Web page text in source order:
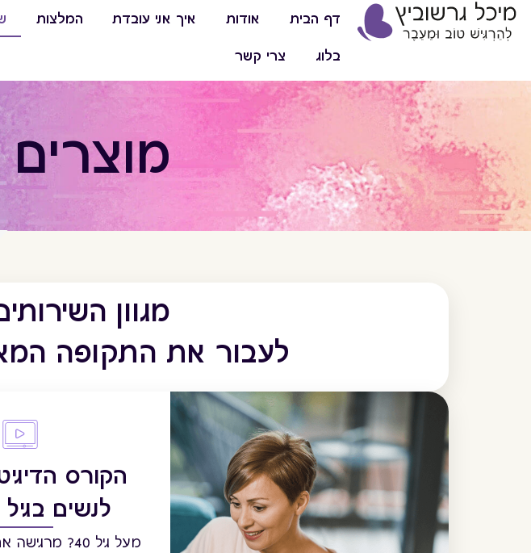
דף הבית אודות איך אני עובדת המלצות
בלוג צרי קשר
מוצרים
מגוון
לעבור את התקופה
הקורס
לנשים
מעל גיל 40?